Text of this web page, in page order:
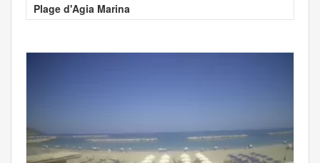
Plage d'Agia Marina